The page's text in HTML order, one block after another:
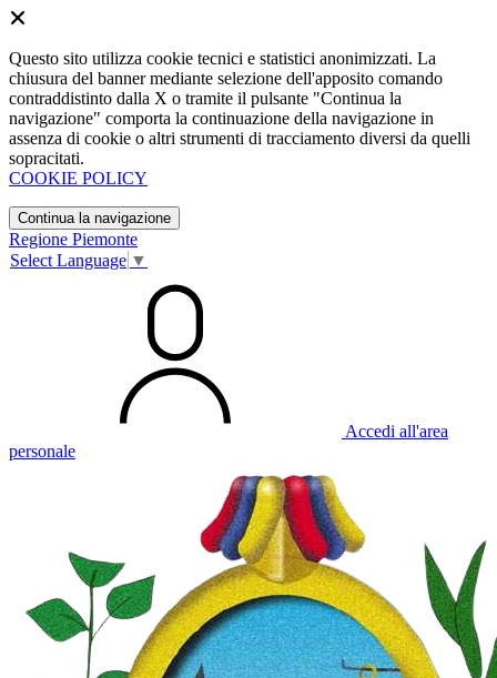
Questo sito utilizza cookie tecnici e statistici anonimizzati. La
chiusura del banner mediante selezione dell'apposito comando
contraddistinto dalla X o tramite il pulsante "Continua la
navigazione" comporta la continuazione della navigazione in
assenza di cookie o altri strumenti di tracciamento diversi da quelli
sopracitati.
COOKIE POLICY
Continua la navigazione
Regione Piemonte
Select Language ▼
Accedi all'area
personale